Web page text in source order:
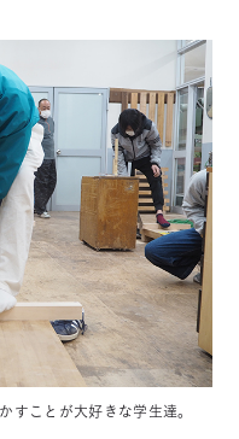
すことが大好きな学生達。